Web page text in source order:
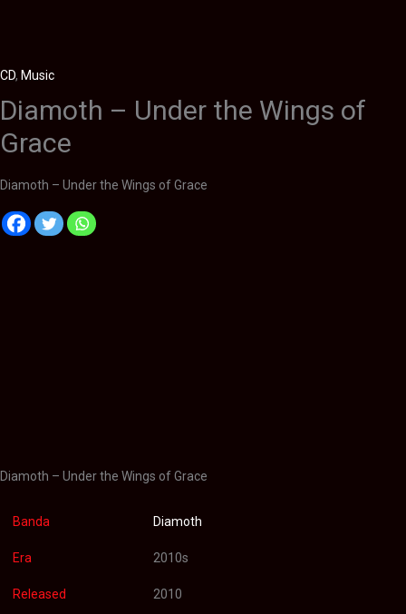
CD, Music
Diamoth – Under the Wings of
Grace
Diamoth – Under the Wings of Grace
Diamoth – Under the Wings of Grace
Banda Diamoth
Era 2010s
Released 2010